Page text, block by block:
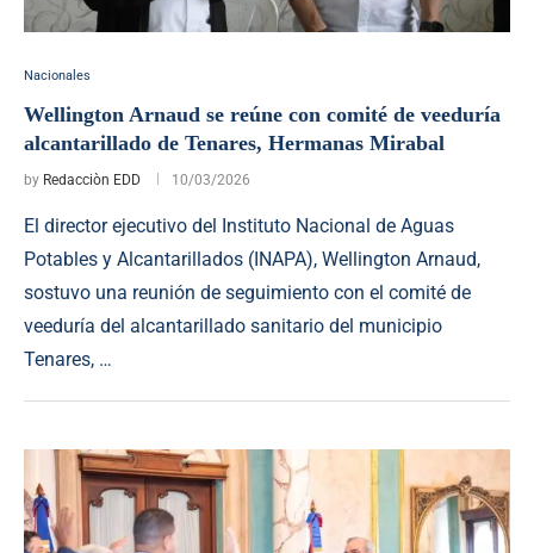
Nacionales
Wellington Arnaud se reúne con comité de veeduría
alcantarillado de Tenares, Hermanas Mirabal
by Redacciòn EDD 10/03/2026
El director ejecutivo del Instituto Nacional de Aguas
Potables y Alcantarillados (INAPA), Wellington Arnaud,
sostuvo una reunión de seguimiento con el comité de
veeduría del alcantarillado sanitario del municipio
Tenares, …